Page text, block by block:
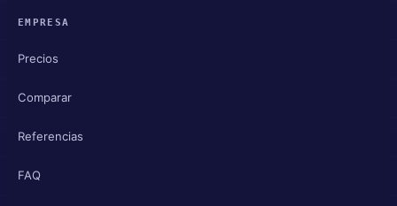
EMPRESA
Precios
Comparar
Referencias
FAQ